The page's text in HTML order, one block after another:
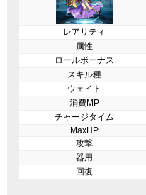
レアリティ
属性
ロールボーナス
スキル種
ウェイト
消費MP
チャージタイム
MaxHP
攻撃
器用
回復